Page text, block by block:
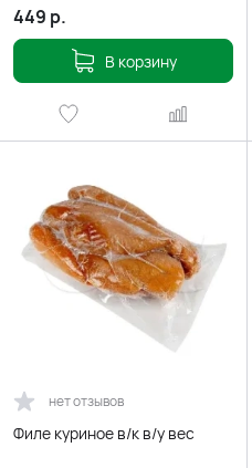
449 р.
В корзину
нет отзывов
Филе куриное в/к в/у вес